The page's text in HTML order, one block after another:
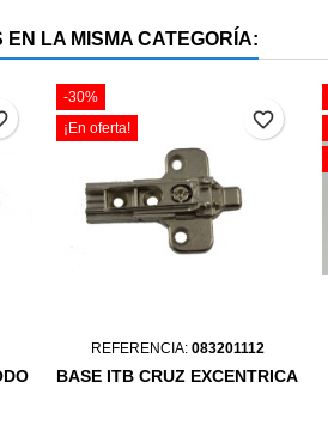
EN LA MISMA CATEGORÍA:
-30%
¡En oferta!
REFERENCIA: 083201112
BASE ITB CRUZ EXCENTRICA
favorite_border